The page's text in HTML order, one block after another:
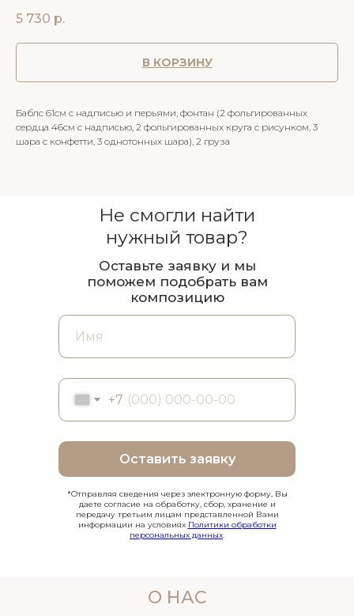
5 730 р.
В КОРЗИНУ
Баблс 61см с надписью и перьями, фонтан (2 фольгированных
сердца 46см с надписью, 2 фольгированных круга с рисунком, 3
шара с конфетти, 3 однотонных шара), 2 груза
+7
Оставить заявку
Не смогли найти
нужный товар?
Оставьте заявку и мы
поможем подобрать вам
композицию
*Отправляя сведения через электронную форму, Вы
даете согласие на обработку, сбор, хранение и
передачу третьим лицам представленной Вами
информации на условиях Политики обработки
персональных данных.
О НАС